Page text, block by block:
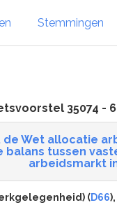
Stemmingen
35074 -
de Wet allocatie
tussen
arbeidsmarkt
(D66),